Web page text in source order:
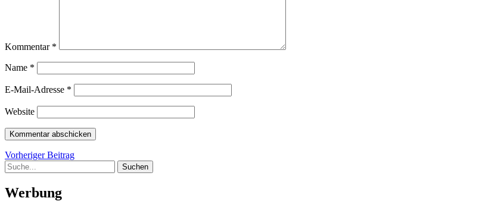
Kommentar *
Name *
E-Mail-Adresse *
Website
Beitragsnavigation
Vorheriger BeitragVorheriger
Suche
Werbung